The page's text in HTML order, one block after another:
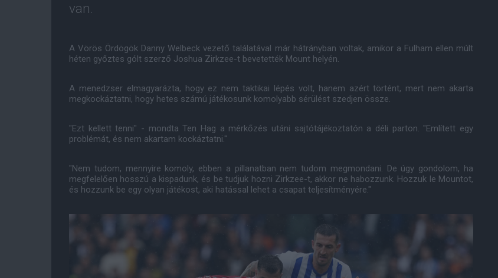
van.
A Vörös Ördögök Danny Welbeck vezető találatával már hátrányban voltak, amikor a Fulham ellen múlt
héten győztes gólt szerző Joshua Zirkzee-t bevetették Mount helyén.
A menedzser elmagyarázta, hogy ez nem taktikai lépés volt, hanem azért történt, mert nem akarta
megkockáztatni, hogy hetes számú játékosunk komolyabb sérülést szedjen össze.
"Ezt kellett tenni" - mondta Ten Hag a mérkőzés utáni sajtótájékoztatón a déli parton. "Említett egy
problémát, és nem akartam kockáztatni."
"Nem tudom, mennyire komoly, ebben a pillanatban nem tudom megmondani. De úgy gondolom, ha
megfelelően hosszú a kispadunk, és be tudjuk hozni Zirkzee-t, akkor ne habozzunk. Hozzuk le Mountot,
és hozzunk be egy olyan játékost, aki hatással lehet a csapat teljesítményére."